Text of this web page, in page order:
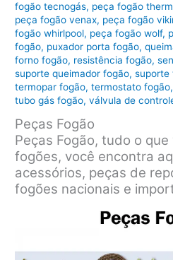
fogão tecnogás, peça fogão
peça fogão venax, peça fogão
fogão whirlpool, peça fogão wolf,
fogão, puxador porta fogão,
forno fogão, resistência fogão,
suporte queimador fogão,suporte
termopar fogão,termostato fogão
tubo gás fogão,válvula de
Peças Fogão
Peças Fogão, tudo o
fogões, você encontra
acessórios, peças de
fogões nacionais e